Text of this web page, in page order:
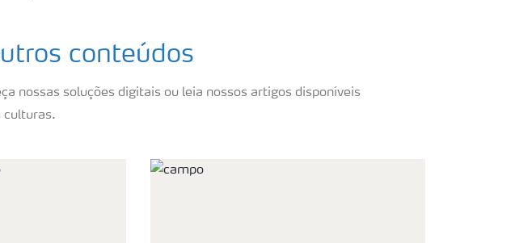
conteúdos
nossas soluções digitais ou leia nossos artigos disponíveis
culturas.